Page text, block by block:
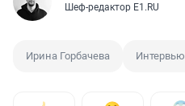
Шеф-редактор E1.RU
Ирина Горбачева Интервью